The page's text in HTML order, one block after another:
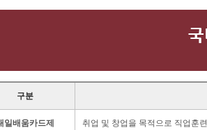
구분
일배움카드제
취업 및 창업을 목적으로 직업훈